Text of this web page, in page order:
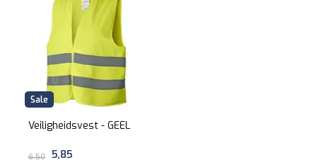
Sale
Veiligheidsvest - GEEL
6,50 5,85